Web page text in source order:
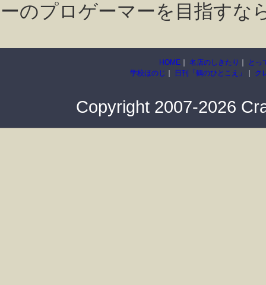
ーのプロゲーマーを目指すな
HOME 名店のしきたり
とっ
学校ほのじ
日刊「鶴のひとこえ」 ク
Copyright 2007-2026